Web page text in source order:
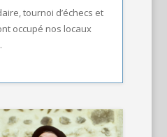
tournoi d’échecs et
occupé nos locaux